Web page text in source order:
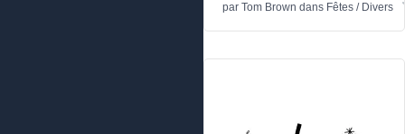
par Tom Brown dans Fêtes / Divers